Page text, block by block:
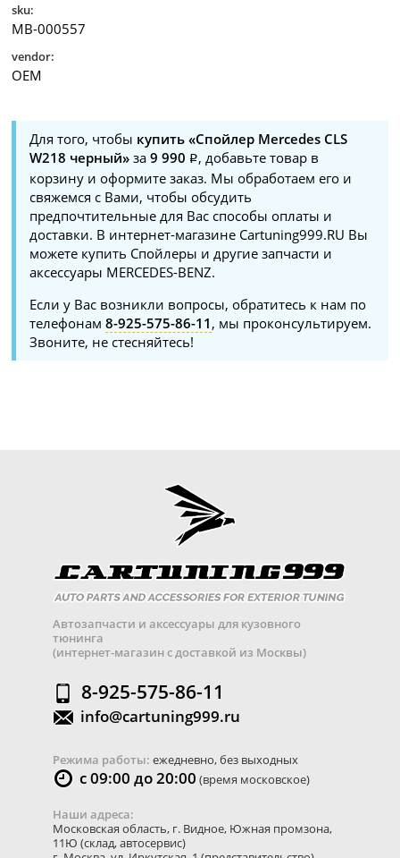
sku:
MB-000557
vendor:
OEM
Для того, чтобы купить «Спойлер Mercedes CLS
W218 черный» за9 990
, добавьте товар в
корзину и оформите заказ. Мы обработаем его и
свяжемся с Вами, чтобы обсудить
предпочтительные для Вас способы оплаты и
доставки. В интернет-магазине Cartuning999.RU Вы
можете купить Спойлеры и другие запчасти и
аксессуары MERCEDES-BENZ.
Если у Вас возникли вопросы, обратитесь к нам по
телефонам8-925-575-86-11 , мы проконсультируем.
Звоните, не стесняйтесь!
Автозапчасти и аксессуары для кузовного
тюнинга
(интернет-магазин с доставкой из Москвы)
8-925-575-86-11
info@cartuning999.ru
Режима работы: ежедневно, без выходных
с 09:00 до 20:00 (время московское)
Наши адреса:
Московская область, г. Видное, Южная промзона,
11Ю (склад, автосервис)